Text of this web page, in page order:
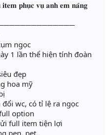
𝐢𝐭𝐞𝐦 𝐩𝐡𝐮̣𝐜 𝐯𝐮̣ 𝐚𝐧𝐡 𝐞𝐦 𝐧𝐚̂𝐧𝐠
ngọc
1 lần thể hiện tính đoàn
đẹp
hoa mỹ
wc, có tỉ lệ ra ngọc
option
full item tiện lợi